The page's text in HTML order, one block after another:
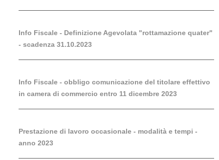
Info Fiscale - Definizione Agevolata "rottamazione quater"
- scadenza 31.10.2023
Info Fiscale - obbligo comunicazione del titolare effettivo
in camera di commercio entro 11 dicembre 2023
Prestazione di lavoro occasionale - modalità e tempi -
anno 2023